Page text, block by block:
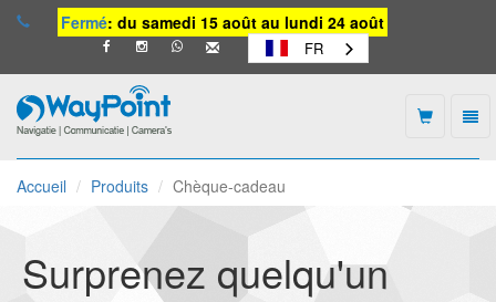
Fermé: du samedi 15 août au lundi 24 août
FR
-
vers
d'accueil
Accueil Produits Chèque-cadeau
Surprenez quelqu'un